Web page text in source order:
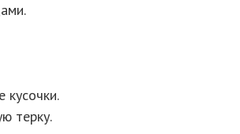
кусочки.
терку.